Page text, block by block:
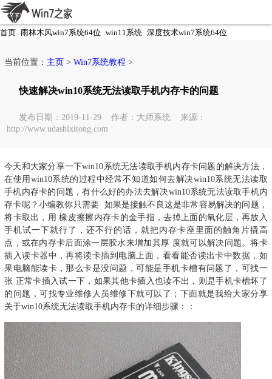
首页 雨林木风win7系统64位 win11系统 深度技术win7系统64位
当前位置： 主页 >Win7系统教程 >
快速解决win10系统无法读取手机内存卡的问题
发布日期：2019-11-29 作者：大师系统 来源：
http://www.udashixitong.com
今天和大家分享一下win10系统无法读取手机内存卡问题的解决方法，
在使用win10系统的过程中经常不知道如何去解决win10系统无法读取
手机内存卡的问题，有什么好的办法去解决win10系统无法读取手机内
存卡呢？小编教你只需要 如果是接触不良这是非常容易解决的问题，
将卡取出，用 橡皮擦擦内存卡的金手指，去掉上面的氧化层，再放入
手机试一下就行了，还不行的话，就把内存卡座里面的触角片撬高
点，或在内存卡后面涂一层胶水来增加其厚 度就可以解决问题。将卡
插入读卡器中，再将读卡插到电脑上面，看看能否读出卡中数据，如
果电脑能读卡，那么卡是没问题，可能是手机卡槽有问题了，可找一
张 正常卡插入试一下，如果其他卡插入也读不出，则是手机卡槽坏了
的问题，可找专业维修人员维修下就可以了；下面就是我给大家分享
关于win10系统无法读取手机内存卡的详细步骤：：